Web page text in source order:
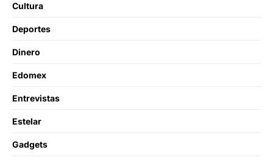
Cultura
Deportes
Dinero
Edomex
Entrevistas
Estelar
Gadgets